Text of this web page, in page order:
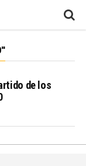
de los